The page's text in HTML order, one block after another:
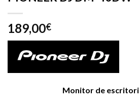
189,00€
Monitor de